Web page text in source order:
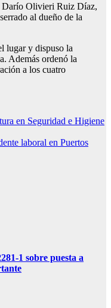
Darío Olivieri Ruiz Díaz,
al dueño de la
lugar y dispuso la
Además ordenó la
a los cuatro
en Seguridad e Higiene
laboral en Puertos
1 sobre puesta a